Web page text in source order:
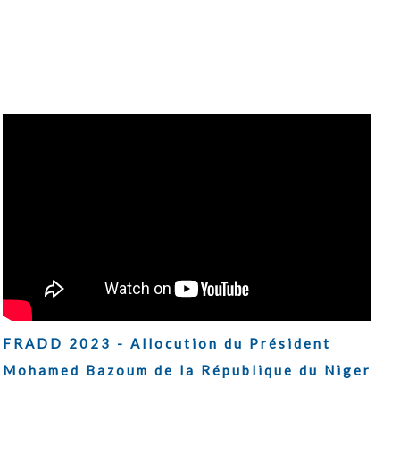
FRADD 2023 - Allocution du Président
Mohamed Bazoum de la République du Niger